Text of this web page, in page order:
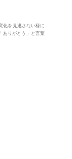
化を見逃さない様に
ありがとう」と言葉